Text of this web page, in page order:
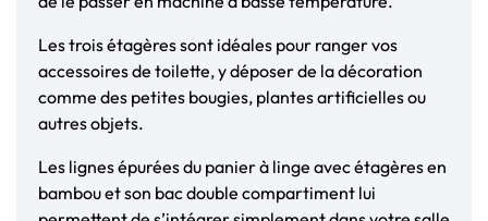
Les trois étagères sont idéales pour ranger vos
accessoires de toilette, y déposer de la décoration
comme des petites bougies, plantes artificielles ou
autres objets.
Les lignes épurées du panier à linge avec étagères en
bambou et son bac double compartiment lui